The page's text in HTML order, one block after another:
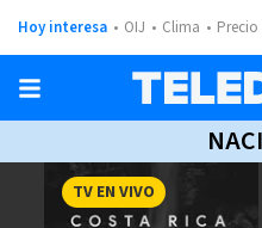
Hoy interesa OIJ Clima
TV EN VIVO